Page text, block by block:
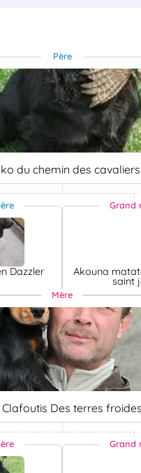
Père
du chemin des cavaliers
Dazzler
Grand
Akouna
saint
Mère
Clafoutis Des terres froides
Grand